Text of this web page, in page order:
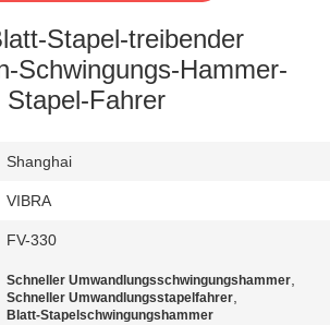
Stapel-treibender
Schwingungs-Hammer-
Stapel-Fahrer
Shanghai
VIBRA
FV-330
Schneller Umwandlungsschwingungshammer,
Schneller Umwandlungsstapelfahrer,
Blatt-Stapelschwingungshammer